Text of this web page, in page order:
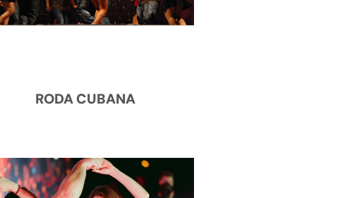
RODA CUBANA